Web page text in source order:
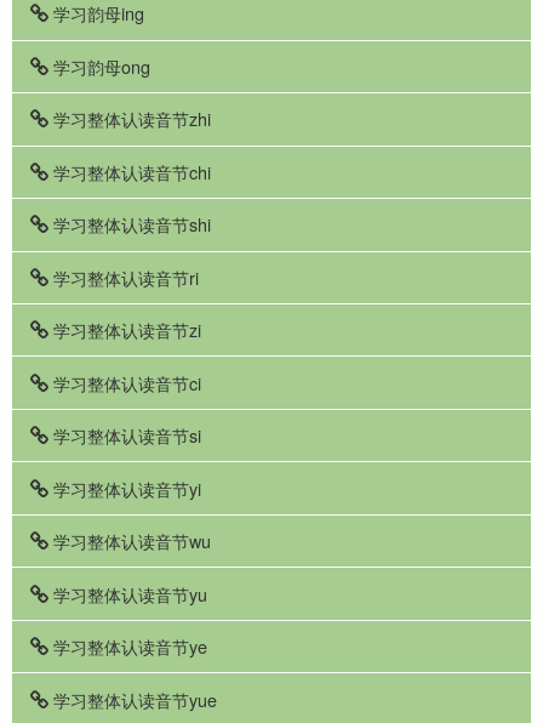
学习韵母ing
学习韵母ong
学习整体认读音节zhi
学习整体认读音节chi
学习整体认读音节shi
学习整体认读音节ri
学习整体认读音节zi
学习整体认读音节ci
学习整体认读音节si
学习整体认读音节yi
学习整体认读音节wu
学习整体认读音节yu
学习整体认读音节ye
学习整体认读音节yue